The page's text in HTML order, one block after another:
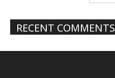
RECENT COMMENTS